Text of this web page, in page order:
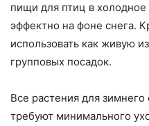
пищи для птиц в холодное
эффектно на фоне снега.
использовать как живую
групповых посадок.
Все растения для
требуют минимального